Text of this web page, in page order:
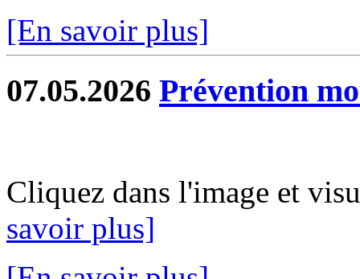
[En savoir plus]
07.05.2026 Prévention
Cliquez dans l'image et
savoir plus]